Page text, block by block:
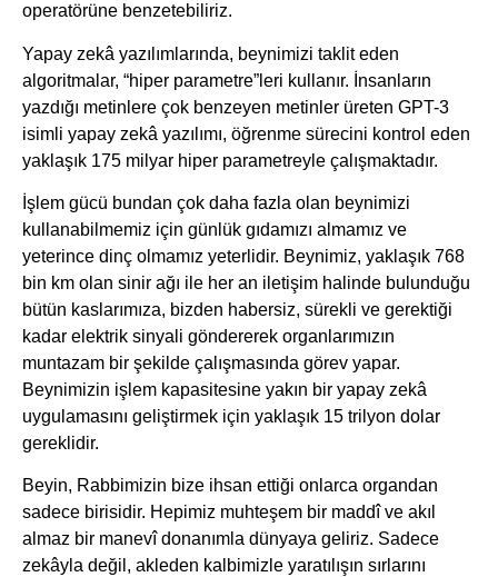
operatörüne benzetebiliriz.
Yapay zekâ yazılımlarında, beynimizi taklit eden
algoritmalar, “hiper parametre”leri kullanır. İnsanların
yazdığı metinlere çok benzeyen metinler üreten GPT-3
isimli yapay zekâ yazılımı, öğrenme sürecini kontrol eden
yaklaşık 175 milyar hiper parametreyle çalışmaktadır.
İşlem gücü bundan çok daha fazla olan beynimizi
kullanabilmemiz için günlük gıdamızı almamız ve
yeterince dinç olmamız yeterlidir. Beynimiz, yaklaşık 768
bin km olan sinir ağı ile her an iletişim halinde bulunduğu
bütün kaslarımıza, bizden habersiz, sürekli ve gerektiği
kadar elektrik sinyali göndererek organlarımızın
muntazam bir şekilde çalışmasında görev yapar.
Beynimizin işlem kapasitesine yakın bir yapay zekâ
uygulamasını geliştirmek için yaklaşık 15 trilyon dolar
gereklidir.
Beyin, Rabbimizin bize ihsan ettiği onlarca organdan
sadece birisidir. Hepimiz muhteşem bir maddî ve akıl
almaz bir manevî donanımla dünyaya geliriz. Sadece
zekâyla değil, akleden kalbimizle yaratılışın sırlarını